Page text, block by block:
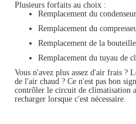
Plusieurs forfaits au choix :
Remplacement du condenseur
Remplacement du
Remplacement de la
Remplacement du tuyau de
Vous n'avez plus assez d'air frais ?
de l'air chaud ? Ce n'est pas bon
contrôler le circuit de climatisation
recharger lorsque c'est nécessaire.